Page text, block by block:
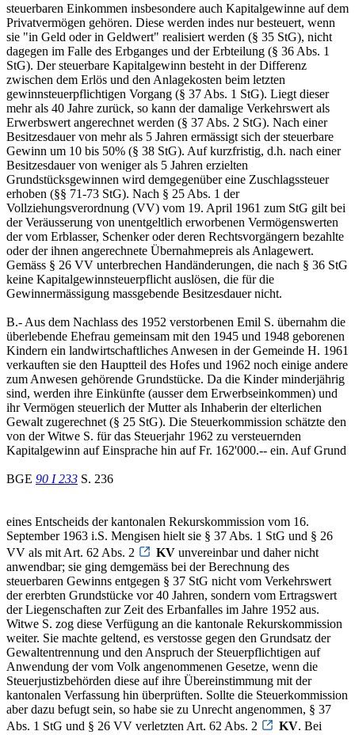
steuerbaren Einkommen insbesondere auch Kapitalgewinne auf dem
Privatvermögen gehören. Diese werden indes nur besteuert, wenn
sie "in Geld oder in Geldwert" realisiert werden (§ 35 StG), nicht
dagegen im Falle des Erbganges und der Erbteilung (§ 36 Abs. 1
StG). Der steuerbare Kapitalgewinn besteht in der Differenz
zwischen dem Erlös und den Anlagekosten beim letzten
gewinnsteuerpflichtigen Vorgang (§ 37 Abs. 1 StG). Liegt dieser
mehr als 40 Jahre zurück, so kann der damalige Verkehrswert als
Erwerbswert angerechnet werden (§ 37 Abs. 2 StG). Nach einer
Besitzesdauer von mehr als 5 Jahren ermässigt sich der steuerbare
Gewinn um 10 bis 50% (§ 38 StG). Auf kurzfristig, d.h. nach einer
Besitzesdauer von weniger als 5 Jahren erzielten
Grundstücksgewinnen wird demgegenüber eine Zuschlagssteuer
erhoben (§§ 71-73 StG). Nach § 25 Abs. 1 der
Vollziehungsverordnung (VV) vom 19. April 1961 zum StG gilt bei
der Veräusserung von unentgeltlich erworbenen Vermögenswerten
der vom Erblasser, Schenker oder deren Rechtsvorgängern bezahlte
oder der ihnen angerechnete Übernahmepreis als Anlagewert.
Gemäss § 26 VV unterbrechen Handänderungen, die nach § 36 StG
keine Kapitalgewinnsteuerpflicht auslösen, die für die
Gewinnermässigung massgebende Besitzesdauer nicht.
B.- Aus dem Nachlass des 1952 verstorbenen Emil S. übernahm die
überlebende Ehefrau gemeinsam mit den 1945 und 1948 geborenen
Kindern ein landwirtschaftliches Anwesen in der Gemeinde H. 1961
verkauften sie den Hauptteil des Hofes und 1962 noch einige andere
zum Anwesen gehörende Grundstücke. Da die Kinder minderjährig
sind, werden ihre Einkünfte (ausser dem Erwerbseinkommen) und
ihr Vermögen steuerlich der Mutter als Inhaberin der elterlichen
Gewalt zugerechnet (§ 25 StG). Die Steuerkommission schätzte den
von der Witwe S. für das Steuerjahr 1962 zu versteuernden
Kapitalgewinn auf Einsprache hin auf Fr. 162'000.-- ein. Auf Grund
BGE 90 I 233 S. 236
eines Entscheids der kantonalen Rekurskommission vom 16.
September 1963 i.S. Mengisen hielt sie § 37 Abs. 1 StG und § 26
VV als mit Art. 62 Abs. 2
KV unvereinbar und daher nicht
anwendbar; sie ging demgemäss bei der Berechnung des
steuerbaren Gewinns entgegen § 37 StG nicht vom Verkehrswert
der ererbten Grundstücke vor 40 Jahren, sondern vom Ertragswert
der Liegenschaften zur Zeit des Erbanfalles im Jahre 1952 aus.
Witwe S. zog diese Verfügung an die kantonale Rekurskommission
weiter. Sie machte geltend, es verstosse gegen den Grundsatz der
Gewaltentrennung und den Anspruch der Steuerpflichtigen auf
Anwendung der vom Volk angenommenen Gesetze, wenn die
Steuerjustizbehörden diese auf ihre Übereinstimmung mit der
kantonalen Verfassung hin überprüften. Sollte die Steuerkommission
aber dazu befugt sein, so habe sie zu Unrecht angenommen, § 37
Abs. 1 StG und § 26 VV verletzten Art. 62 Abs. 2
KV. Bei